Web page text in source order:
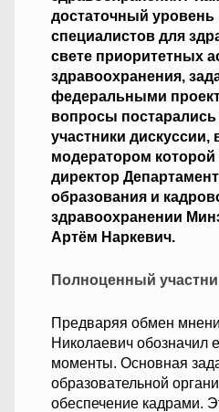
достаточный уровень
специалистов для
свете приоритетных
здравоохранения,
федеральными
вопросы постарались
участники
модератором
директор
образования и
здравоохранении
Артём Наркевич.
Полноценный
Предваряя обмен
Николаевич обозначил
моменты. Основная
образовательной
обеспечение кадрами.